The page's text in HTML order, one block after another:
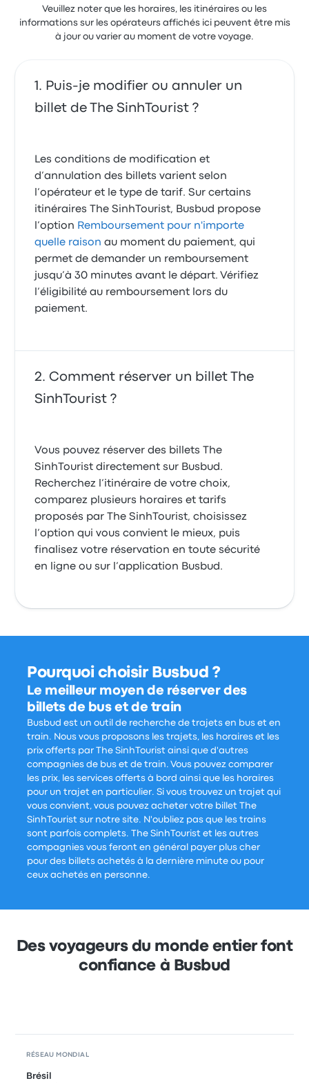
Veuillez noter que les horaires, les itinéraires ou les
informations sur les opérateurs affichés ici peuvent être mis
à jour ou varier au moment de votre voyage.
Puis-je modifier ou annuler un
billet de The SinhTourist ?
Les conditions de modification et
d’annulation des billets varient selon
l’opérateur et le type de tarif. Sur certains
itinéraires The SinhTourist, Busbud propose
l’option Remboursement pour n'importe
quelle raison au moment du paiement, qui
permet de demander un remboursement
jusqu’à 30 minutes avant le départ. Vérifiez
l’éligibilité au remboursement lors du
paiement.
Comment réserver un billet The
SinhTourist ?
Vous pouvez réserver des billets The
SinhTourist directement sur Busbud.
Recherchez l’itinéraire de votre choix,
comparez plusieurs horaires et tarifs
proposés par The SinhTourist, choisissez
l’option qui vous convient le mieux, puis
finalisez votre réservation en toute sécurité
en ligne ou sur l’application Busbud.
Pourquoi choisir Busbud ?
Le meilleur moyen de réserver des
billets de bus et de train
Busbud est un outil de recherche de trajets en bus et en
train. Nous vous proposons les trajets, les horaires et les
prix offerts par The SinhTourist ainsi que d'autres
compagnies de bus et de train. Vous pouvez comparer
les prix, les services offerts à bord ainsi que les horaires
pour un trajet en particulier. Si vous trouvez un trajet qui
vous convient, vous pouvez acheter votre billet The
SinhTourist sur notre site. N'oubliez pas que les trains
sont parfois complets. The SinhTourist et les autres
compagnies vous feront en général payer plus cher
pour des billets achetés à la dernière minute ou pour
ceux achetés en personne.
Des voyageurs du monde entier font
confiance à Busbud
RÉSEAU MONDIAL
Brésil